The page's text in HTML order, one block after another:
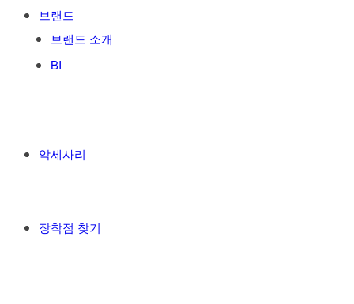
브랜드
브랜드 소개
BI
악세사리
장착점 찾기